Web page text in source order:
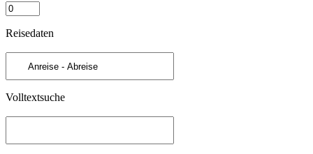
Reisedaten
Volltextsuche